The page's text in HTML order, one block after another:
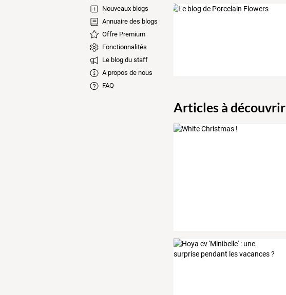
Nouveaux blogs
Annuaire des blogs
Offre Premium
Fonctionnalités
Le blog du staff
A propos de nous
FAQ
Articles à découvrir